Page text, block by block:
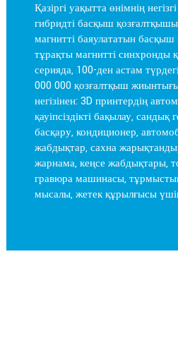
Қазіргі уақытта өнімнің
гибридті басқыш
магнитті баяулататын
тұрақты магнитті синхронды
серияда, 100-ден астам
000 000 қозғалтқыш
негізінен: 3D принтердің
қауіпсіздікті бақылау, сандық
басқару, кондиционер,
жабдықтар, сахна
жарнама, кеңсе жабдықтары,
гравюра машинасы,
мысалы, жетек құрылғысы